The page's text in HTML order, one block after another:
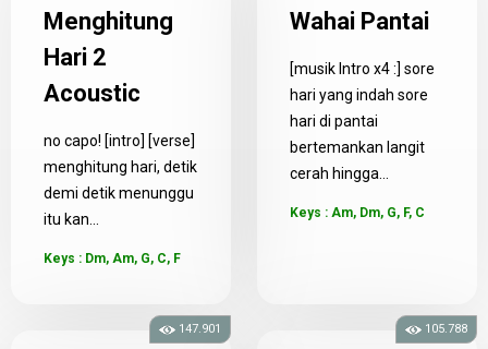
Menghitung
Hari 2
Acoustic
no capo! [intro] [verse]
menghitung hari, detik
demi detik menunggu
itu kan...
Keys : Dm, Am, G, C, F
Wahai Pantai
[musik Intro x4 :] sore
hari yang indah sore
hari di pantai
bertemankan langit
cerah hingga...
Keys : Am, Dm, G, F, C
147.901 105.788